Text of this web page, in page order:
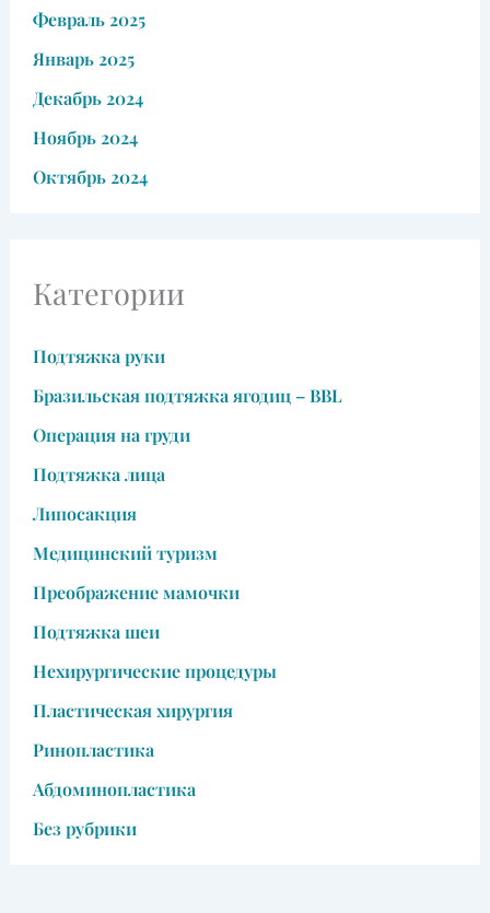
Февраль 2025
Январь 2025
Декабрь 2024
Ноябрь 2024
Октябрь 2024
Категории
Подтяжка руки
Бразильская подтяжка ягодиц – BBL
Операция на груди
Подтяжка лица
Липосакция
Медицинский туризм
Преображение мамочки
Подтяжка шеи
Нехирургические процедуры
Пластическая хирургия
Ринопластика
Абдоминопластика
Без рубрики